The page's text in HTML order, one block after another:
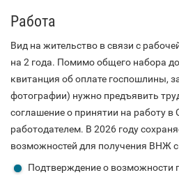
Работа
Вид на жительство в связи с
на 2 года. Помимо общего набора
квитанция об оплате госпошлины,
фотографии) нужно предъявить
соглашение о принятии на работу в
работодателем. В 2026 году
возможностей для получения ВНЖ
Подтверждение о возможности